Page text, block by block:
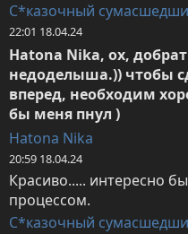
С*казочный
22:01 18.04.24
Hatona Nika, ох,
недоделыша.)) чтобы
вперед, необходим
бы меня пнул )
Hatona Nika
20:59 18.04.24
Красиво..... интересно
процессом.
С*казочный